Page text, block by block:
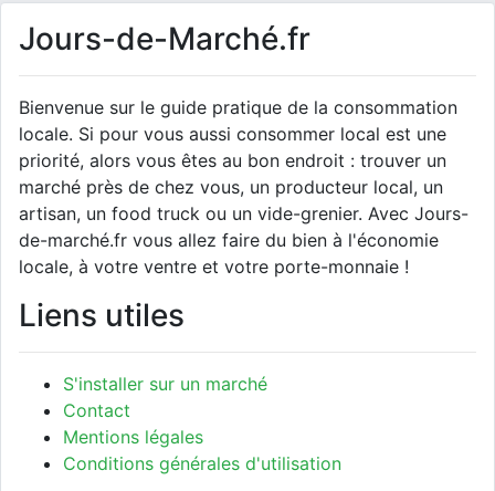
Jours-de-Marché.fr
Bienvenue sur le guide pratique de la consommation
locale. Si pour vous aussi consommer local est une
priorité, alors vous êtes au bon endroit : trouver un
marché près de chez vous, un producteur local, un
artisan, un food truck ou un vide-grenier. Avec Jours-
de-marché.fr vous allez faire du bien à l'économie
locale, à votre ventre et votre porte-monnaie !
Liens utiles
S'installer sur un marché
Contact
Mentions légales
Conditions générales d'utilisation